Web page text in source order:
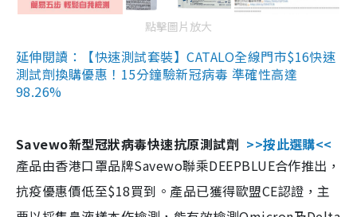
點擊圖片放大
延伸閱讀：【快速測試套裝】CATALO全線門市$16快速
測試劑換購優惠！15分鐘驗新冠病毒 準確性高達
98.26%
Savewo新型冠狀病毒快速抗原測試劑 >>按此選購<<
產品由香港口罩品牌Savewo聯乘DEEPBLUE合作推出，
抗疫優惠價低至$18買到。產品已獲得歐盟CE認證，主